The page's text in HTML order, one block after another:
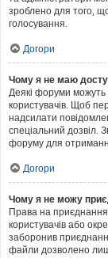
зроблено для того,
голосування.
Догори
Чому я не маю
Деякі форуми
користувачів. Щоб
надсилати
спеціальний дозвіл.
форуму для
Догори
Чому я не можу
Права на приєднання
користувачів або
заборонив
файли дозволено